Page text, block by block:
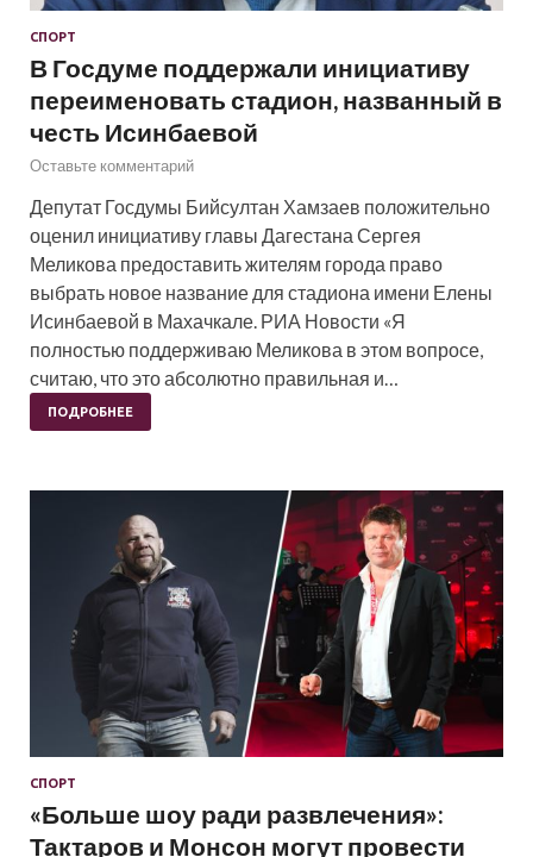
СПОРТ
В Госдуме поддержали инициативу
переименовать стадион, названный в
честь Исинбаевой
Оставьте комментарий
Депутат Госдумы Бийсултан Хамзаев положительно
оценил инициативу главы Дагестана Сергея
Меликова предоставить жителям города право
выбрать новое название для стадиона имени Елены
Исинбаевой в Махачкале. РИА Новости «Я
полностью поддерживаю Меликова в этом вопросе,
считаю, что это абсолютно правильная и…
ПОДРОБНЕЕ
СПОРТ
«Больше шоу ради развлечения»:
Тактаров и Монсон могут провести